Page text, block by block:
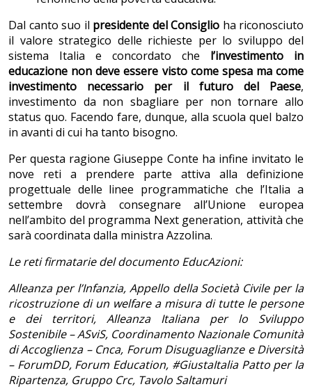
Dal canto suo il presidente del Consiglio ha riconosciuto
il valore strategico delle richieste per lo sviluppo del
sistema Italia e concordato che l’investimento in
educazione non deve essere visto come spesa ma come
investimento necessario per il futuro del Paese,
investimento da non sbagliare per non tornare allo
status quo. Facendo fare, dunque, alla scuola quel balzo
in avanti di cui ha tanto bisogno.
Per questa ragione Giuseppe Conte ha infine invitato le
nove reti a prendere parte attiva alla definizione
progettuale delle linee programmatiche che l’Italia a
settembre dovrà consegnare all’Unione europea
nell’ambito del programma Next generation, attività che
sarà coordinata dalla ministra Azzolina.
Le reti firmatarie del documento EducAzioni:
Alleanza per l’Infanzia, Appello della Società Civile per la
ricostruzione di un welfare a misura di tutte le persone
e dei territori, Alleanza Italiana per lo Sviluppo
Sostenibile – ASviS, Coordinamento Nazionale Comunità
di Accoglienza – Cnca, Forum Disuguaglianze e Diversità
– ForumDD, Forum Education, #GiustaItalia Patto per la
Ripartenza, Gruppo Crc, Tavolo Saltamuri